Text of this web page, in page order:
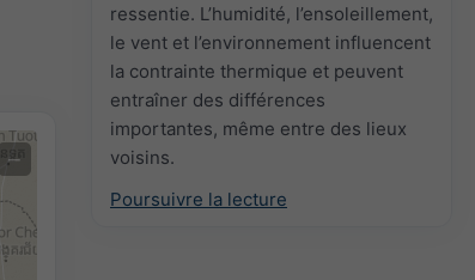
ressentie. L’humidité, l’ensoleillement,
le vent et l’environnement influencent
la contrainte thermique et peuvent
entraîner des différences
importantes, même entre des lieux
voisins.
Poursuivre la lecture
−